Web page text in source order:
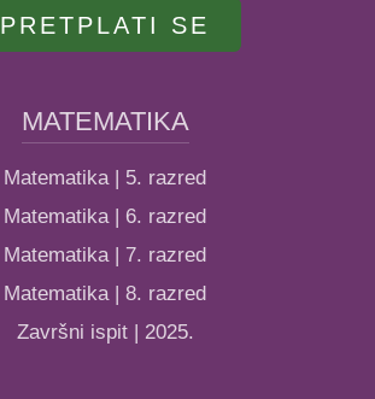
PRETPLATI SE
MATEMATIKA
Matematika | 5. razred
Matematika | 6. razred
Matematika | 7. razred
Matematika | 8. razred
Završni ispit | 2025.